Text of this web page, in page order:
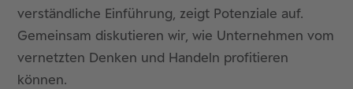
verständliche Einführung, zeigt Potenziale auf.
Gemeinsam diskutieren wir, wie Unternehmen vom
vernetzten Denken und Handeln profitieren
können.